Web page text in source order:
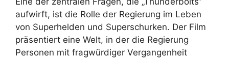
aufwirft, ist die Rolle der Regierung im Leben
von Superhelden und Superschurken. Der Film
präsentiert eine Welt, in der die Regierung
Personen mit fragwürdiger Vergangenheit